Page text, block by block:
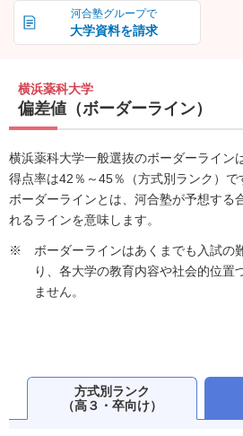
河合塾グループで
大学資料を請求
横浜薬科大学
偏差値（ボーダーライン）
横浜薬科大学一般選抜のボーダーライン
得点率は42％～45％（方式別ランク）で
ボーダーラインとは、河合塾が予想する
れるラインを意味します。
ボーダーラインはあくまでも入試の
り、各大学の教育内容や社会的位置
ません。
方式別ランク
（高３・卒向け）